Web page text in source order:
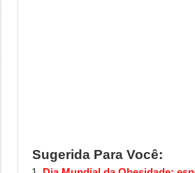
Sugerida Para Você: